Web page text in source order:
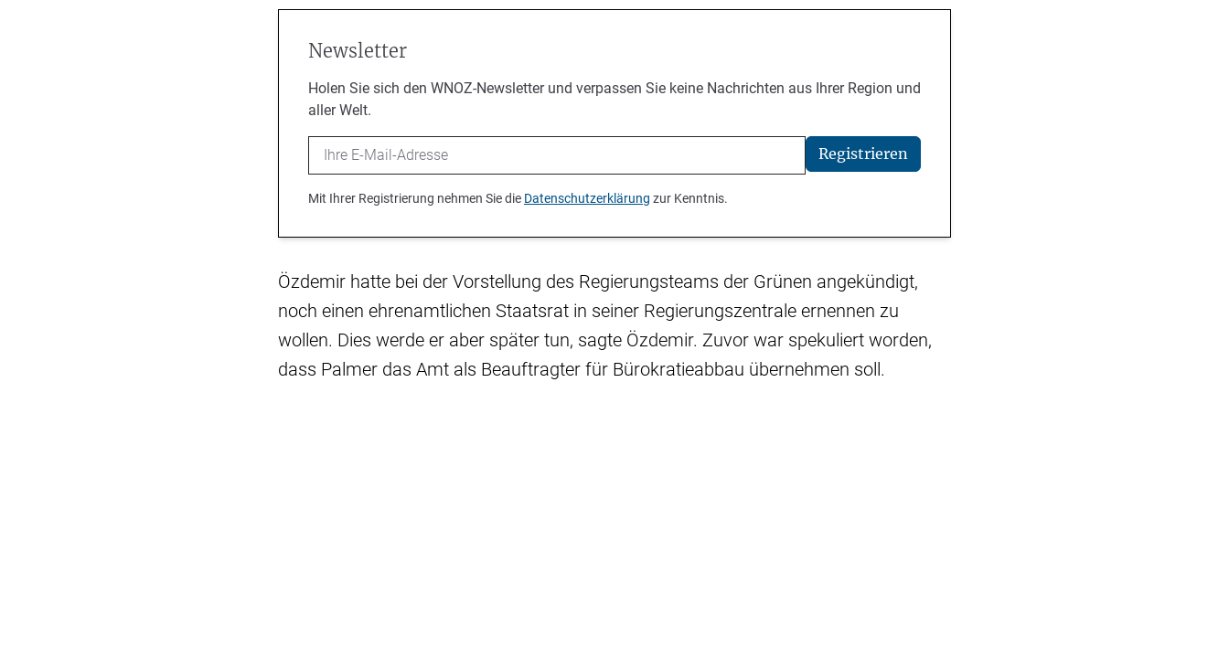
Newsletter
Holen Sie sich den WNOZ-Newsletter und verpassen Sie keine Nachrichten aus Ihrer Region und
aller Welt.
Email Registrieren
Mit Ihrer Registrierung nehmen Sie die Datenschutzerklärung zur Kenntnis.
Özdemir hatte bei der Vorstellung des Regierungsteams der Grünen angekündigt,
noch einen ehrenamtlichen Staatsrat in seiner Regierungszentrale ernennen zu
wollen. Dies werde er aber später tun, sagte Özdemir. Zuvor war spekuliert worden,
dass Palmer das Amt als Beauftragter für Bürokratieabbau übernehmen soll.